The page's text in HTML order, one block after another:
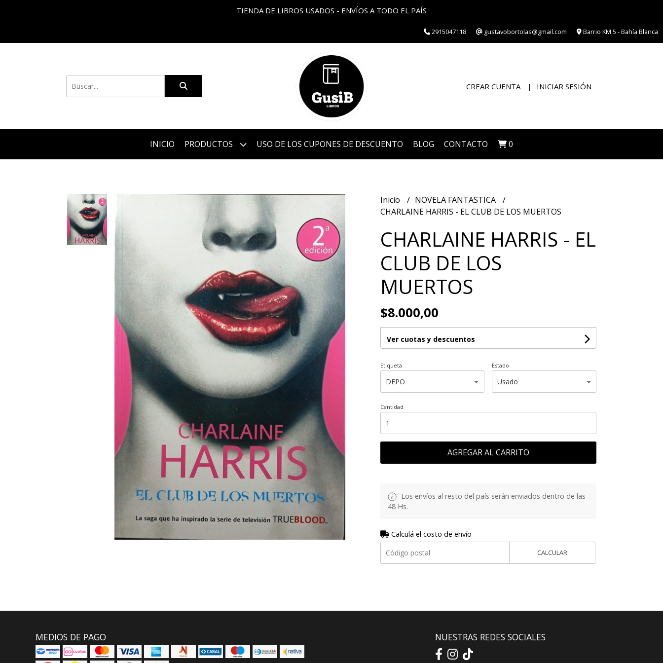
TIENDA DE LIBROS USADOS - ENVÍOS A TODO EL PAÍS
2915047118 gustavobortolas@gmail.com Barrio KM 5 - Bahía Blanca
CREAR CUENTA INICIAR SESIÓN
INICIO PRODUCTOS USO DE LOS CUPONES DE DESCUENTO BLOG CONTACTO 0
Inicio
NOVELA FANTASTICA
CHARLAINE HARRIS - EL CLUB DE LOS MUERTOS
CHARLAINE HARRIS - EL
CLUB DE LOS
MUERTOS
$8.000,00
Ver cuotas y descuentos
Etiqueta Estado
Cantidad
AGREGAR AL CARRITO
Los envíos al resto del país serán enviados dentro de las
48 Hs.
Calculá el costo de envío
CALCULAR
MEDIOS DE PAGO NUESTRAS REDES SOCIALES